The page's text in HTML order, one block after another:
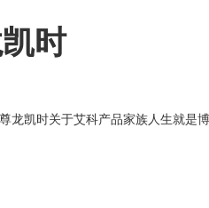
时
龙凯时关于艾科产品家族人生就是